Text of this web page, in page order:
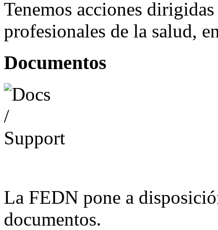
Tenemos acciones
profesionales de la salud,
Documentos
La FEDN pone a
documentos.